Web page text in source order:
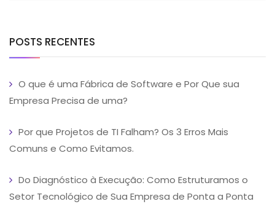
POSTS RECENTES
O que é uma Fábrica de Software e Por Que sua
Empresa Precisa de uma?
Por que Projetos de TI Falham? Os 3 Erros Mais
Comuns e Como Evitamos.
Do Diagnóstico à Execução: Como Estruturamos o
Setor Tecnológico de Sua Empresa de Ponta a Ponta